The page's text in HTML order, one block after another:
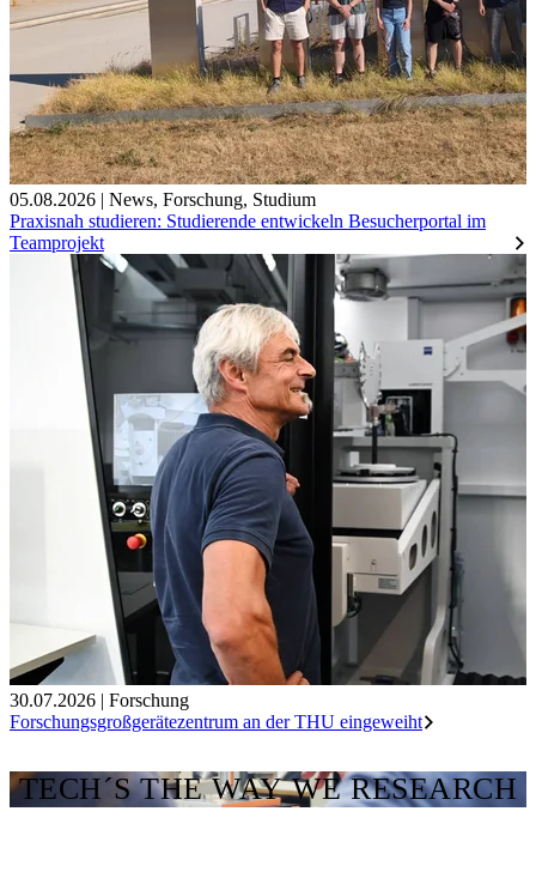
05.08.2026 | News, Forschung, Studium
Praxisnah studieren: Studierende entwickeln Besucherportal im
Teamprojekt
30.07.2026 | Forschung
Forschungsgroßgerätezentrum an der THU eingeweiht
TECH´S THE WAY WE RESEARCH